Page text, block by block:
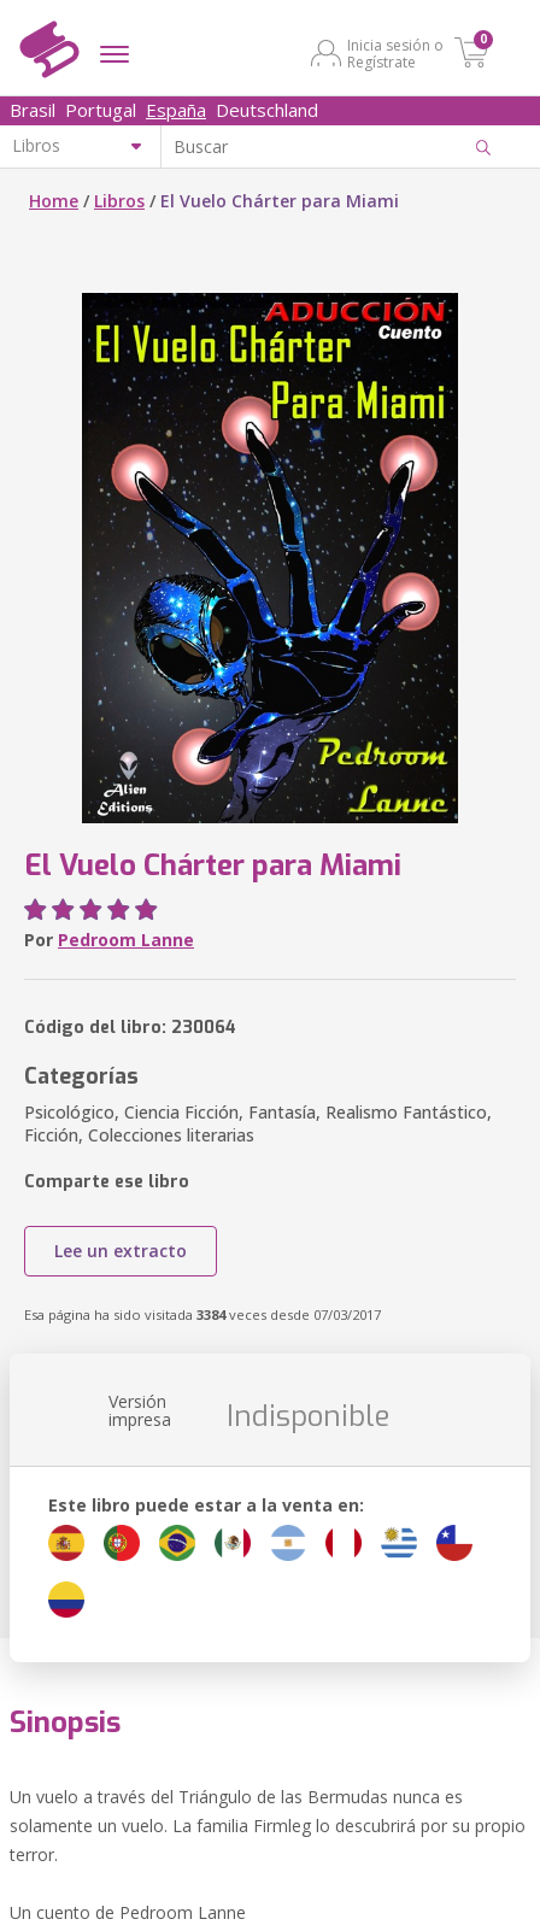
Inicia sesión o
Regístrate
0
Brasil Portugal España Deutschland
Home / Libros / El Vuelo Chárter para Miami
El Vuelo Chárter para Miami
Por Pedroom Lanne
Código del libro: 230064
Categorías
Psicológico, Ciencia Ficción, Fantasía, Realismo Fantástico,
Ficción, Colecciones literarias
Comparte ese libro
Lee un extracto
Esa página ha sido visitada 3384veces desde 07/03/2017
Versión
impresa Indisponible
Este libro puede estar a la venta en:
Sinopsis
Un vuelo a través del Triángulo de las Bermudas nunca es
solamente un vuelo. La familia Firmleg lo descubrirá por su propio
terror.
Un cuento de Pedroom Lanne